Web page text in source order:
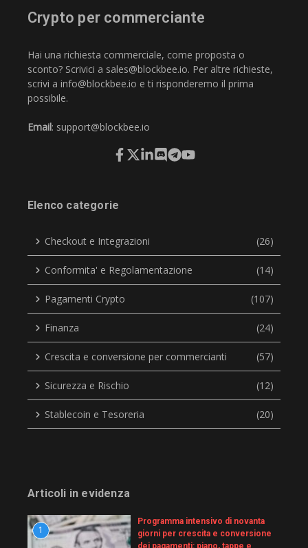
Crypto per commerciante
Hai una richiesta commerciale, come proposta o
sconto? Scrivici a sales@blockbee.io. Per altre richieste,
scrivi a info@blockbee.io e ti risponderemo il prima
possibile.
Email: support@blockbee.io
Elenco categorie
Checkout e Integrazioni (26)
Conformita' e Regolamentazione (14)
Pagamenti Crypto (107)
Finanza (24)
Crescita e conversione per commercianti (57)
Sicurezza e Rischio (12)
Stablecoin e Tesoreria (20)
Articoli in evidenza
1
Programma intensivo di novanta
giorni per crescita e conversione